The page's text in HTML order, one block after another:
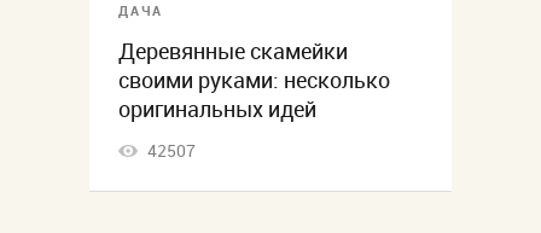
ДАЧА
Деревянные скамейки
своими руками: несколько
оригинальных идей
42507